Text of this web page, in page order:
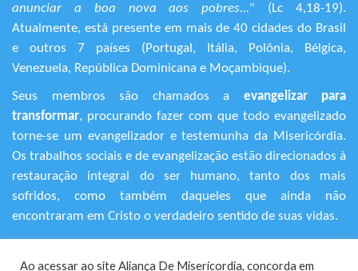
anunciar a boa nova aos pobres..." (Lc 4,18-19).
Atualmente, está presente em mais de 40 cidades do Brasil
e outros 7 países (Portugal, Itália, Polônia, Bélgica,
Venezuela, República Dominicana e Moçambique).
Seus membros são chamados a evangelizar para
transformar, procurando fazer com que todo evangelizado
torne-se um evangelizador e testemunha da Misericórdia.
Os trabalhos sociais e de evangelização estão direcionados à
restauração integral do ser humano, tanto dos mais
sofridos, como também daqueles que ainda não
encontraram em Cristo o verdadeiro sentido de suas vidas.
Ao acessar ao site Aliança De Misericordia, concorda em